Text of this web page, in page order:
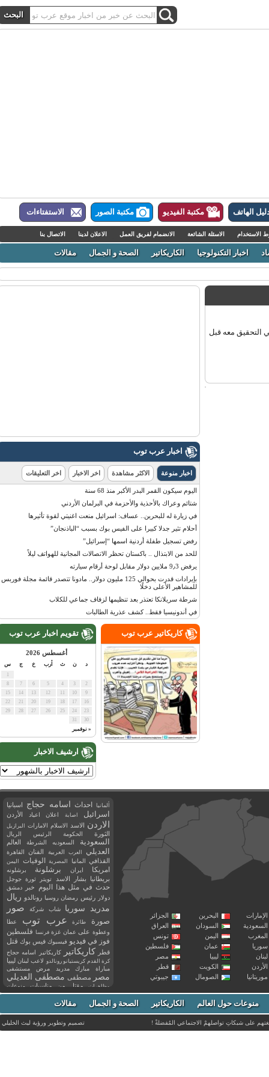
الهاتف مكتبة الفيديو مكتبة الصور الاستفتاءات
الاسئلة الشائعة الانضمام لفريق العمل الاعلان لدينا الاتصال بنا
اخبار التكنولوجيا الكاريكاتير الصحة و الجمال مقالات
معه قبل
اخبار عرب توب
اخبار منوعة الاكثر مشاهدة اخر الاخبار اخر التعليقات
اليوم سيكون القمر البدر الأكبر منذ 68 سنة
شتائم وعراك بالأحذية والأحزمة في البرلمان الأردني
في زيارة له للبحرين.. عساف: اسرائيل منعت اغنيتي لقوة تأثيرها
أحلام تثير جدلا كبيرا على الفيس بوك بسبب “الباذنجان”
رفض تسجيل طفلة أردنية اسمها “إسرائيل”
للحد من الابتذال .. باكستان تحظر الاتصالات المجانية للهواتف ليلاً
يرفض 9٫3 ملايين دولار مقابل لوحة أرقام سيارته
بإيرادات قدرت بحوالي 125 مليون دولار.. مادونا تتصدر قائمة مجلة فوربس
للمشاهير الأعلى دخلًا
شرطة سريلانكا تعتذر بعد تنظيمها لزفاف جماعي للكلاب
في أندونيسيا فقط.. كشف عذرية الطالبات
تقويم اخبار عرب توب
أغسطس 2026
أرب س
« نوفمبر
ارشيف الاخبار
كاريكاتير عرب توب
البحرين
الجزائر
السودان
العراق
اليمن
تونس
عمان
فلسطين
ليبيا
مصر
الكويت
قطر
الصومال جيبوتي
ألمانيا احداث اسامه حجاج اسبانيا
اسرائيل اصابة اعلان اعياد الأردن
الاردن الاسد الاسلام الامارات البرازيل
الثورة الحكومة الرئيس الريال
السعودية السعوديه الشرطة العالم
العديلي العرب العربية الفنان القاهرة
القذافي المانيا المصرية الوفيات اليمن
امريكا ايران برشلونة برشلونه
بريطانيا بشار الاسد تويتر ثورة جوجل
حدث في مثل هذا اليوم خبر دمشق
دولار رئيس رمضان روسيا رونالدو ريال
مدريد
سوريا شاب شركة صور
صورة طائرة عرب توب
عطا
وعطوة على عمان غزة فرنسا فلسطين
فوز في فيديو فيسبوك فيس بوك قتل
قطر كاريكاتير كاريكاتير اسامه حجاج
كرة القدم كريستيانو رونالدو لاعب لبنان ليبيا
مباراة مبارك مدريد مرض مستشفى
مصر مصطفى مصطفى العديلي
مظاهرات مقتل من مناسبات
منوعات
مواليد
موت ميسي ميلان نادي نشر
وفاة وفيات يوتيوب منوعات حول العالم الكاريكاتير الصحة و الجمال مقالات
على شبكاتِ تواصلهمْ الاجتماعي المُفضلةْ ! تصميم وتطوير ورؤيةليث الخليلي